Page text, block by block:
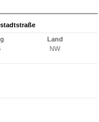
Land
NW